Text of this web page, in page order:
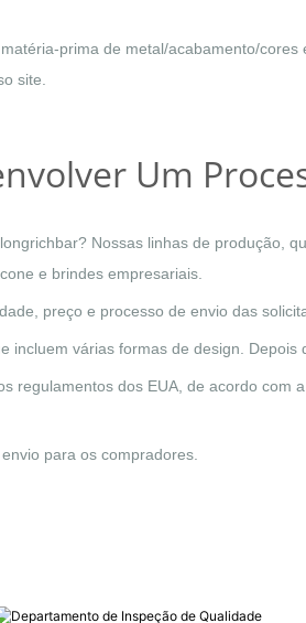
prima de metal/acabamento/
site.
Um
Nossas linhas de produção,
e brindes empresariais.
preço e processo de envio das
várias formas de design.
regulamentos dos EUA, de acordo
para os compradores.